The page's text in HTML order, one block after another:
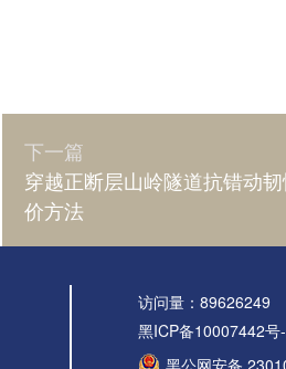
下一篇
穿越正断层山岭隧道抗错动
价方法
访问量：89626249
黑ICP备10007442号
黑公网安备